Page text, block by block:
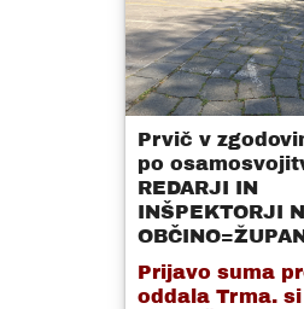
Prvič v
po
REDARJI IN
INŠPEKTORJI
Prijavo suma
oddala Trma.